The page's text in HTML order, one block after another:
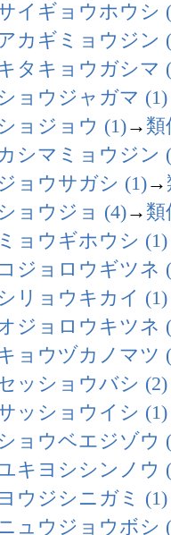
イギョウホウシ
カギミョウジン
タキョウガシマ
ョウジャガマ (1)
ョジョウ (1)→ 類
シマミョウジン
ョウサガシ (1)→
ョウジョ (4)→ 類
ミョウギホウシ (1)
コジョロウギツネ
リョウキカイ (1)
ジョロウキツネ
ョウヅカノマツ
ッショウバシ (2)
ッショウイシ (1)
ョウベエジゾウ
キヨシシンノウ
ヨウジシニガミ (1)
ュウジョウボシ